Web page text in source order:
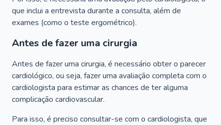
que inclui a entrevista durante a consulta, além de
exames (como o teste ergométrico).
Antes de fazer uma cirurgia
Antes de fazer uma cirurgia, é necessário obter o parecer
cardiológico, ou seja, fazer uma avaliação completa com o
cardiologista para estimar as chances de ter alguma
complicação cardiovascular.
Para isso, é preciso consultar-se com o cardiologista, que